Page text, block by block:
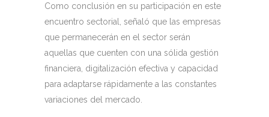
Como conclusión en su participación en este
encuentro sectorial, señaló que las empresas
que permanecerán en el sector serán
aquellas que cuenten con una sólida gestión
financiera, digitalización efectiva y capacidad
para adaptarse rápidamente a las constantes
variaciones del mercado.